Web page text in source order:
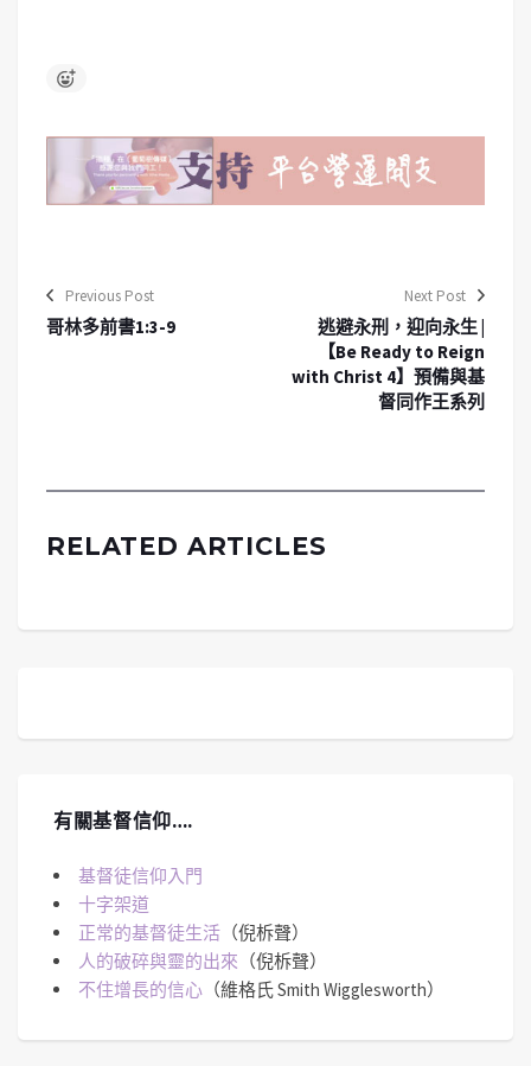
Previous Post
哥林多前書1:3-9
Next Post
逃避永刑，迎向永生 |
【Be Ready to Reign
with Christ 4】預備與基
督同作王系列
RELATED ARTICLES
有關基督信仰….
基督徒信仰入門
十字架道
正常的基督徒生活 （倪柝聲）
人的破碎與靈的出來 （倪柝聲）
不住增長的信心 （維格氏 Smith Wigglesworth）